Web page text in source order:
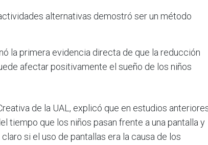
alternativas demostró ser un método
la primera evidencia directa de que la reducción
afectar positivamente el sueño de los niños
de la UAL, explicó que en estudios
tiempo que los niños pasan frente a una pantalla y
si el uso de pantallas era la causa de los